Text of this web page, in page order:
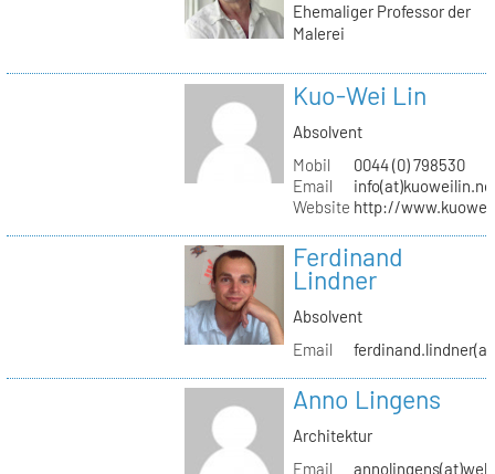
Ehemaliger Professor der
Malerei
Kuo-Wei Lin
Absolvent
Mobil
0044 (0) 798530
Email
Website http://
Ferdinand
Lindner
Absolvent
Email
Anno Lingens
Architektur
Email